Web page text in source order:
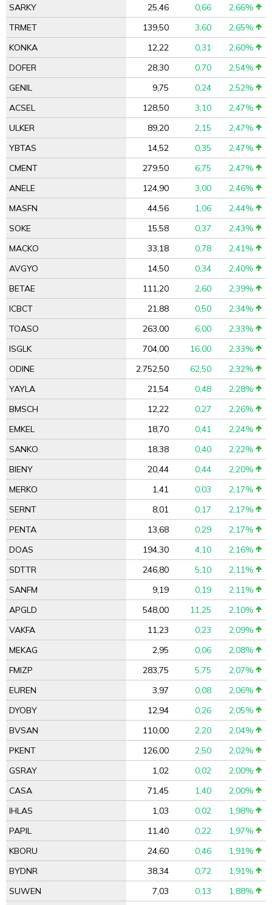
SARKY
25,46 0,66
2,66%
TRMET
139,50 3,60
2,65%
KONKA
12,22 0,31
2,60%
DOFER
28,30 0,70
2,54%
GENIL
9,75 0,24
2,52%
ACSEL
128,50 3,10
2,47%
ULKER
89,20 2,15
2,47%
YBTAS
14,52 0,35
2,47%
CMENT
279,50 6,75
2,47%
ANELE
124,90 3,00
2,46%
MASFN
44,56 1,06
2,44%
SOKE
15,58 0,37
2,43%
MACKO
33,18 0,78
2,41%
AVGYO
14,50 0,34
2,40%
BETAE
111,20 2,60
2,39%
ICBCT
21,88 0,50
2,34%
TOASO
263,00 6,00
2,33%
ISGLK
704,00 16,00
2,33%
ODINE
2.752,50 62,50
2,32%
YAYLA
21,54 0,48
2,28%
BMSCH
12,22 0,27
2,26%
EMKEL
18,70 0,41
2,24%
SANKO
18,38 0,40
2,22%
BIENY
20,44 0,44
2,20%
MERKO
1,41 0,03
2,17%
SERNT
8,01 0,17
2,17%
PENTA
13,68 0,29
2,17%
DOAS
194,30 4,10
2,16%
SDTTR
246,80 5,10
2,11%
SANFM
9,19 0,19
2,11%
APGLD
548,00 11,25
2,10%
VAKFA
11,23 0,23
2,09%
MEKAG
2,95 0,06
2,08%
FMIZP
283,75 5,75
2,07%
EUREN
3,97 0,08
2,06%
DYOBY
12,94 0,26
2,05%
BVSAN
110,00 2,20
2,04%
PKENT
126,00 2,50
2,02%
GSRAY
1,02 0,02
2,00%
CASA
71,45 1,40
2,00%
IHLAS
1,03 0,02
1,98%
PAPIL
11,40 0,22
1,97%
KBORU
24,60 0,46
1,91%
BYDNR
38,34 0,72
1,91%
SUWEN
7,03 0,13
1,88%